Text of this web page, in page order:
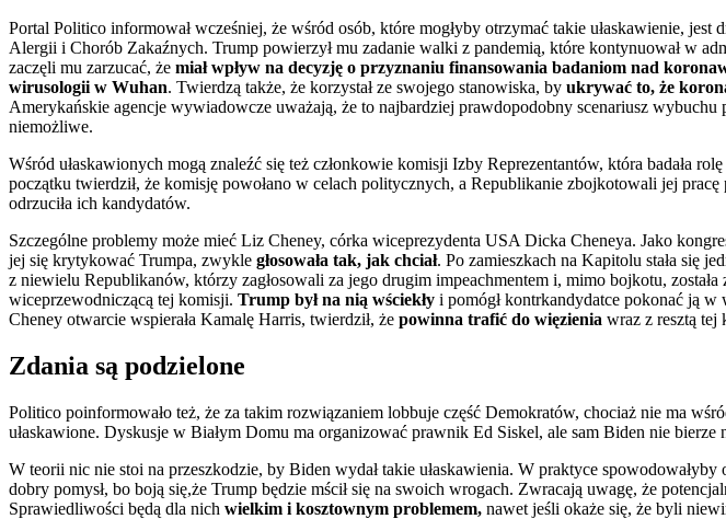
Portal Politico informował wcześniej, że wśród osób, które mogłyby otrzymać takie ułaskawienie,
Alergii i Chorób Zakaźnych. Trump powierzył mu zadanie walki z pandemią, które kontynuował w
zaczęli mu zarzucać, że miał wpływ na decyzję o przyznaniu finansowania badaniom nad
wirusologii w Wuhan. Twierdzą także, że korzystał ze swojego stanowiska, by ukrywać to, że
Amerykańskie agencje wywiadowcze uważają, że to najbardziej prawdopodobny scenariusz
niemożliwe.
Wśród ułaskawionych mogą znaleźć się też członkowie komisji Izby Reprezentantów, która badała
początku twierdził, że komisję powołano w celach politycznych, a Republikanie zbojkotowali jej
odrzuciła ich kandydatów.
Szczególne problemy może mieć Liz Cheney, córka wiceprezydenta USA Dicka Cheneya. Jako
jej się krytykować Trumpa, zwykle głosowała tak, jak chciał. Po zamieszkach na Kapitolu stała się
z niewielu Republikanów, którzy zagłosowali za jego drugim impeachmentem i, mimo bojkotu, została
wiceprzewodniczącą tej komisji. Trump był na nią wściekły i pomógł kontrkandydatce pokonać ją
Cheney otwarcie wspierała Kamalę Harris, twierdził, że powinna trafić do więzienia wraz z resztą tej
Zdania są podzielone
Politico poinformowało też, że za takim rozwiązaniem lobbuje część Demokratów, chociaż nie ma
ułaskawione. Dyskusje w Białym Domu ma organizować prawnik Ed Siskel, ale sam Biden nie bierze
W teorii nic nie stoi na przeszkodzie, by Biden wydał takie ułaskawienia. W praktyce
dobry pomysł, bo boją się,że Trump będzie mścił się na swoich wrogach. Zwracają uwagę, że
Sprawiedliwości będą dla nich wielkim i kosztownym problemem, nawet jeśli okaże się, że byli